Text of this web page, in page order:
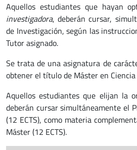
Aquellos estudiantes que hayan
investigadora, deberán cursar,
de Investigación, según las
Tutor asignado.
Se trata de una asignatura de
obtener el título de Máster en
Aquellos estudiantes que elijan la
deberán cursar simultáneamente el
(12 ECTS), como materia
Máster (12 ECTS).